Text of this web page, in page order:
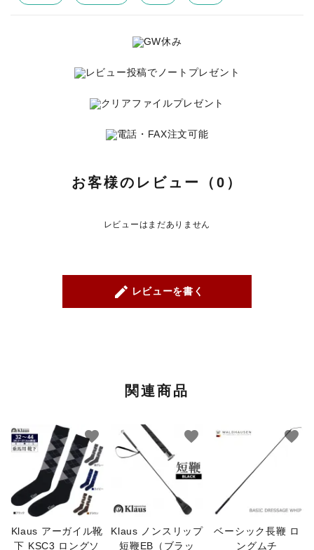
person 新規会員登録
お客様のレビュー（0）
レビューはまだありません
create レビューを書く
関連商品
Klaus アーガイル靴
下 KSC3 ロングソ
favorite
Klaus ノンスリップ
短鞭EB（ブラッ
favorite
ベーシック長鞭 ロ
ングムチ
favorite